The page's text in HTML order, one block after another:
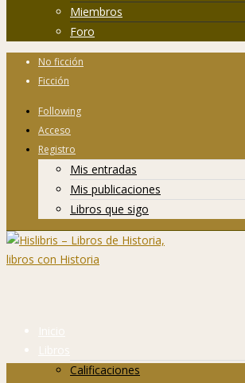
Miembros
Foro
No ficción
Ficción
Following
Acceso
Registro
Mis entradas
Mis publicaciones
Libros que sigo
Inicio
Libros
Calificaciones